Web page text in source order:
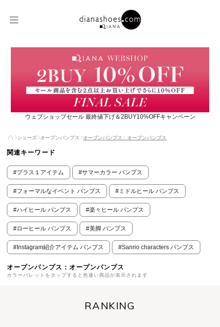
ウェブショップセール 最終値下げ＆2BUY10%OFFキャンペーン
シューズ オープンパンプス オープンパンプス：オープンパンプス
関連キーワード
#プラス１アイテム #サマーカラー パンプス
#フォーマルなイベント パンプス #ミドルヒール パンプス
#ハイヒール パンプス #楽々ヒール パンプス
#ローヒール パンプス #美脚 パンプス
#Instagram紹介アイテム パンプス #Sanrio characters パンプス
オープンパンプス：オープンパンプス
カラーパレットをタップすると色違い商品が表示されます
RANKING